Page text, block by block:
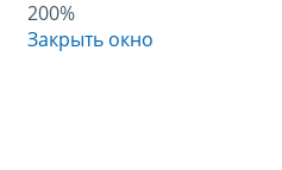
200%
Закрыть окно